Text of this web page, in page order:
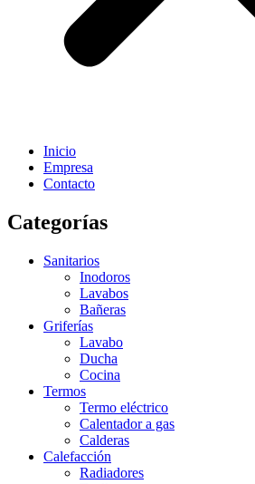
Inicio
Empresa
Contacto
Categorías
Sanitarios
Inodoros
Lavabos
Bañeras
Griferías
Lavabo
Ducha
Cocina
Termos
Termo eléctrico
Calentador a gas
Calderas
Calefacción
Radiadores